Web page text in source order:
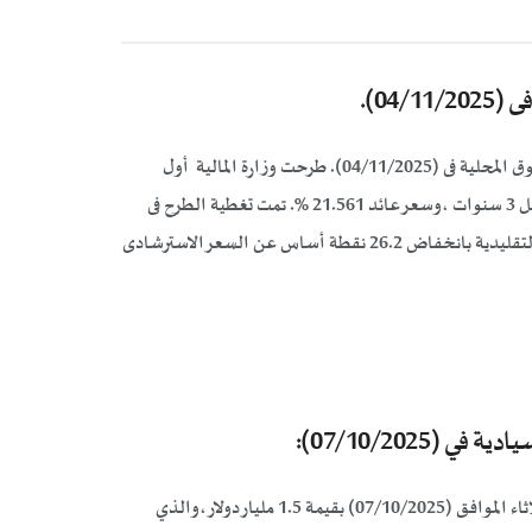
أعلنت وزارة المالية عن طرح الإصدار الأول من الصكوك السيادية بالسوق المحلية فى (04/11/2025). طرحت وزارة المالية أول
إصدار من الصكوك السيادية بالسوق المحلى بقيمة 3 مليارات جنيه بأجل 3 سنوات ،وسعر عائد 21.561 %. تمت تغطية الطرح فى
حدود 5 مرات ،حيث تم القبول بسعر عائد أقل من تكلفة من السندات التقليدية بانخفاض 26.2 نقطة أساس عن السعر الاسترشادى
10/2025):
قامت وزارة المالية بإصدار صكوك سيادية "مزدوجة الشريحة" يوم الثلاثاء الموافق (07/10/2025) بقيمة 1.5 مليار دولار ،والذي